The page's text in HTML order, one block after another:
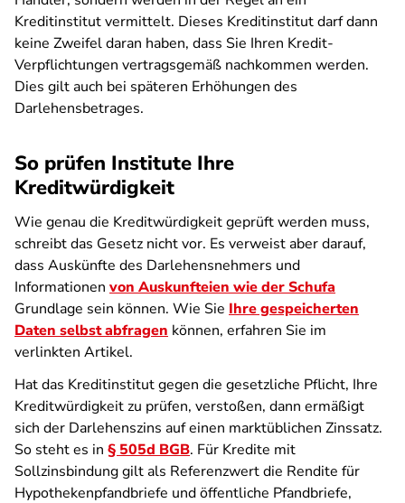
Kreditinstitut vermittelt. Dieses Kreditinstitut darf dann
keine Zweifel daran haben, dass Sie Ihren Kredit-
Verpflichtungen vertragsgemäß nachkommen werden.
Dies gilt auch bei späteren Erhöhungen des
Darlehensbetrages.
So prüfen Institute Ihre
Kreditwürdigkeit
Wie genau die Kreditwürdigkeit geprüft werden muss,
schreibt das Gesetz nicht vor. Es verweist aber darauf,
dass Auskünfte des Darlehensnehmers und
Informationen von Auskunfteien wie der Schufa
Grundlage sein können. Wie Sie Ihre gespeicherten
Daten selbst abfragen können, erfahren Sie im
verlinkten Artikel.
Hat das Kreditinstitut gegen die gesetzliche Pflicht, Ihre
Kreditwürdigkeit zu prüfen, verstoßen, dann ermäßigt
sich der Darlehenszins auf einen marktüblichen Zinssatz.
So steht es in § 505d BGB. Für Kredite mit
Sollzinsbindung gilt als Referenzwert die Rendite für
Hypothekenpfandbriefe und öffentliche Pfandbriefe,